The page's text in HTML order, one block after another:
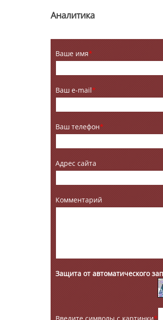
Аналитика
Ваше имя*
Ваш e-mail*
Ваш телефон*
Адрес сайта
Комментарий
Защита от автоматического